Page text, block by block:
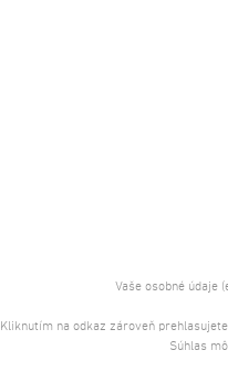
Vaše osobné údaje
Kliknutím na odkaz zároveň
Súhlas